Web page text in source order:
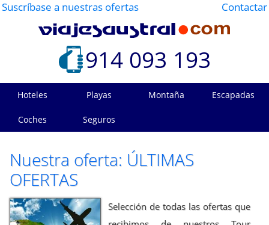
Suscríbase a nuestras ofertas Contactar
914 093 193
Hoteles Playas Montaña Escapadas
Coches Seguros
Nuestra oferta: ÚLTIMAS
OFERTAS
Selección de todas las ofertas que